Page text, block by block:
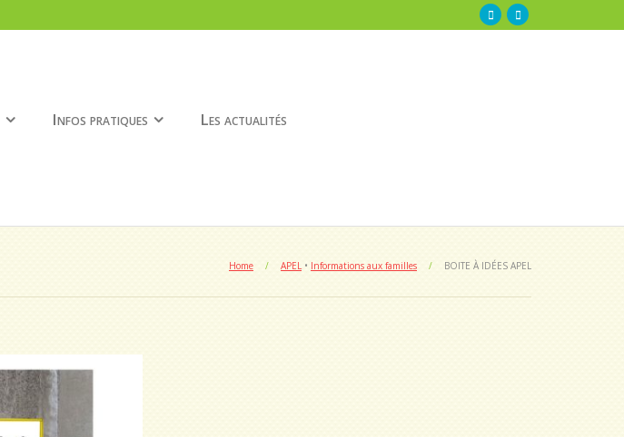
Infos pratiques Les actualités
Home / APEL • Informations aux familles / BOITE À IDÉES APEL